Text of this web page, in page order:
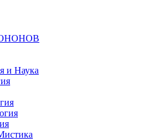
и Наука